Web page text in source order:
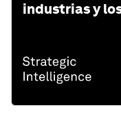
industrias y